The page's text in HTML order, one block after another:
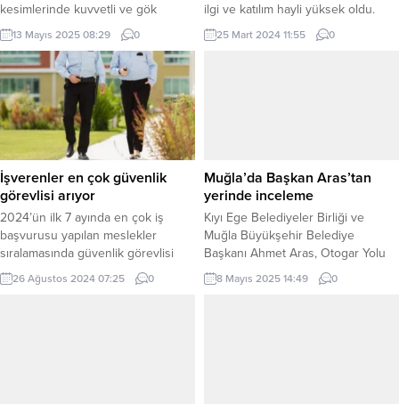
kesimlerinde kuvvetli ve gök
gürültülü sağanak beklendiğini
bildirdi. ANKARA (İGFA) –
Meteoroloji Genel Müdürlüğü, 13
Mayıs Salı gününe ilişkin hava
tahmin raporunu yayımladı.
Meteoroloji Genel Müdürlüğü
tarafından yapılan tahminlere göre
ülke genelinin parçalı ve çok
bulutlu, Akdeniz, İç Anadolu’nun
güney ve doğusu, Orta Karadeniz
kıyıları, Doğu...
13 Mayıs 2025 08:29 0
ilgi ve katılım hayli yüksek oldu.
KOCAELİ (İGFA) – Gebze Belediyesi
tarafından bu yıl 2.’si düzenlenen
25 Mart 2024 11:55 0
İşverenler en çok güvenlik
görevlisi arıyor
2024’ün ilk 7 ayında en çok iş
başvurusu yapılan meslekler
sıralamasında güvenlik görevlisi
zirvede yer aldı. İŞKUR verilerine
göre, aynı dönemde en fazla işe
26 Ağustos 2024 07:25 0
Muğla’da Başkan Aras’tan
yerinde inceleme
Kıyı Ege Belediyeler Birliği ve
Muğla Büyükşehir Belediye
Başkanı Ahmet Aras, Otogar Yolu
ile Sanayi Kavşağı arasındaki
Karamuğla Deresi yanındaki AVM
8 Mayıs 2025 14:49 0